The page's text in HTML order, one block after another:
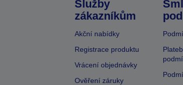
Služby
zákazníkům
Akční nabídky
Registrace produktu
Vrácení objednávky
Ověření záruky